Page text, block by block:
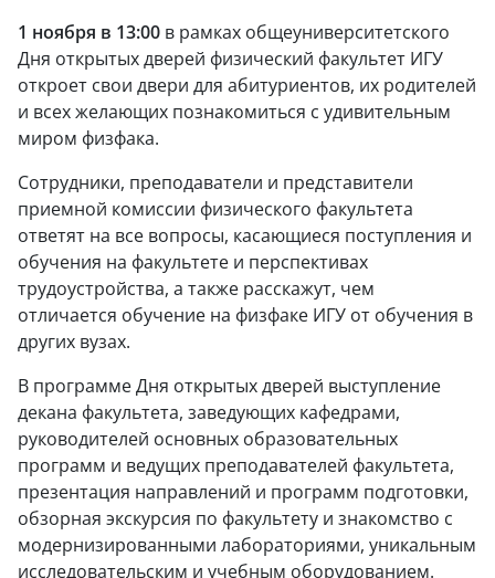
1 ноября в 13:00 в рамках общеуниверситетского
Дня открытых дверей физический факультет ИГУ
откроет свои двери для абитуриентов, их родителей
и всех желающих познакомиться с удивительным
миром физфака.
Сотрудники, преподаватели и представители
приемной комиссии физического факультета
ответят на все вопросы, касающиеся поступления и
обучения на факультете и перспективах
трудоустройства, а также расскажут, чем
отличается обучение на физфаке ИГУ от обучения в
других вузах.
В программе Дня открытых дверей выступление
декана факультета, заведующих кафедрами,
руководителей основных образовательных
программ и ведущих преподавателей факультета,
презентация направлений и программ подготовки,
обзорная экскурсия по факультету и знакомство с
модернизированными лабораториями, уникальным
исследовательским и учебным оборудованием.